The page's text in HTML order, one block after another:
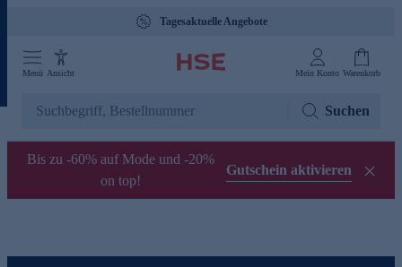
Tagesaktuelle Angebote
Menü Ansicht Mein Konto Warenkorb
Suchen
Bis zu -60% auf Mode und -20%
on top!
Gutschein aktivieren